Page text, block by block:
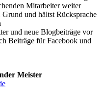
Mitarbeiter weiter
und hältst Rücksprache
und neue Blogbeiträge vor
Beiträge für Facebook und
Meister